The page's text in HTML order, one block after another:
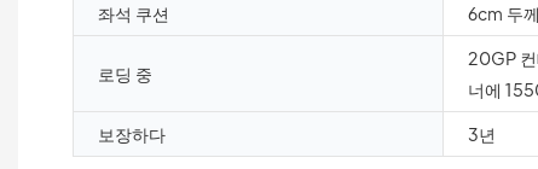
좌석 쿠션 6cm 두
로딩 중
20GP
너에
보장하다 3년